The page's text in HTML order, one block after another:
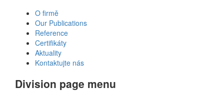
O firmě
Our Publications
Reference
Certifikáty
Aktuality
Kontaktujte nás
Division page menu